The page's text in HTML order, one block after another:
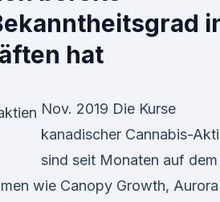
hat
Nov. 2019 Die Kurse
kanadischer Cannabis-
sind seit Monaten auf dem
wie Canopy Growth, Aurora